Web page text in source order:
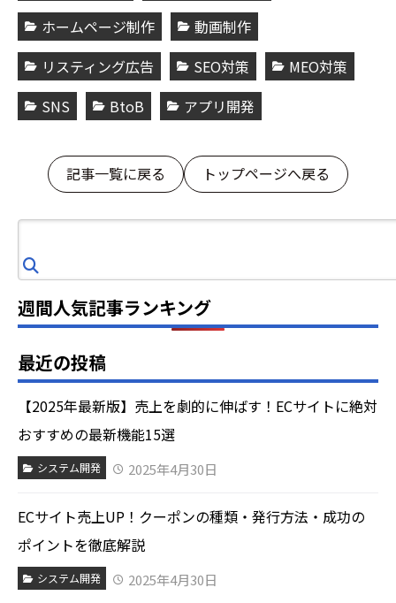
ホームページ制作
動画制作
リスティング広告
SEO対策
MEO対策
SNS
BtoB アプリ開発
記事一覧に戻る トップページへ戻る
索
週間人気記事ランキング
最近の投稿
【2025年最新版】売上を劇的に伸ばす！ECサイトに絶対
おすすめの最新機能15選
システム開発 2025年4月30日
ECサイト売上UP！クーポンの種類・発行方法・成功の
ポイントを徹底解説
システム開発 2025年4月30日